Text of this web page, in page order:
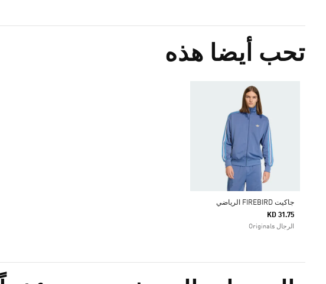
تحب أيضا هذه
جاكيت FIREBIRD الرياضي
KD 31.75
الرجال Originals